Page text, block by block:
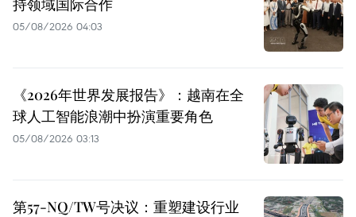
05/08/2026 04:03
《2026年世界发展报告》：越南在全
球人工智能浪潮中扮演重要角色
05/08/2026 03:13
第57-NQ/TW号决议：重塑建设行业